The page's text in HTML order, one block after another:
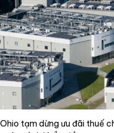
Ohio tạm dừng ưu đãi thuế